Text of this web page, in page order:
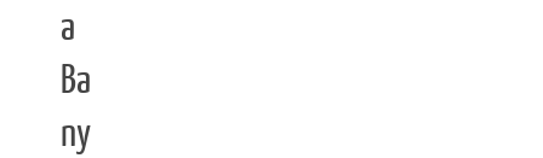
a
Ba
ny